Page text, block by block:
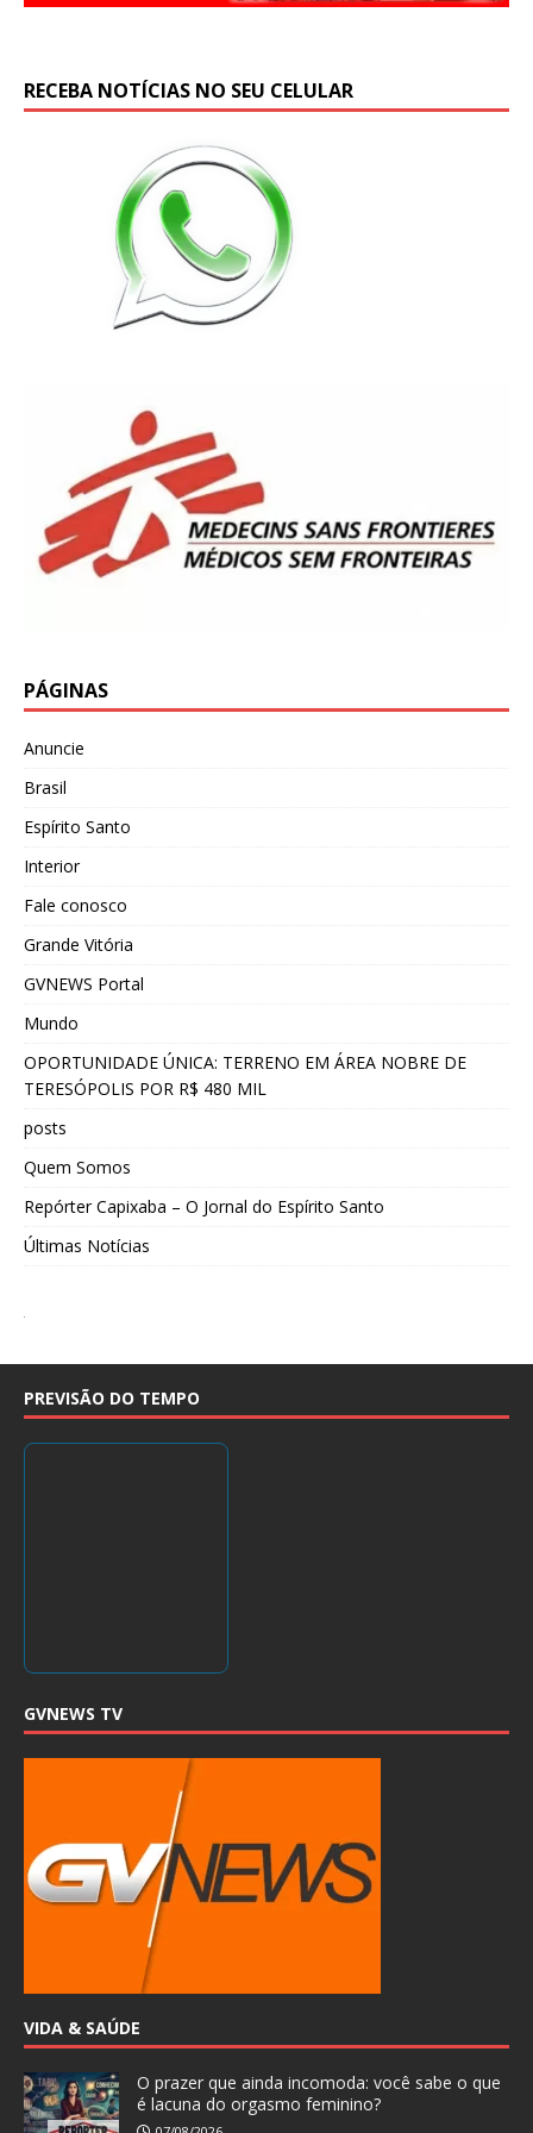
RECEBA NOTÍCIAS NO SEU CELULAR
PÁGINAS
Anuncie
Brasil
Espírito Santo
Interior
Fale conosco
Grande Vitória
GVNEWS Portal
Mundo
OPORTUNIDADE ÚNICA: TERRENO EM ÁREA NOBRE DE
TERESÓPOLIS POR R$ 480 MIL
posts
Quem Somos
Repórter Capixaba – O Jornal do Espírito Santo
Últimas Notícias
PREVISÃO DO TEMPO
GVNEWS TV
VIDA & SAÚDE
O prazer que ainda incomoda: você sabe o que
é lacuna do orgasmo feminino?